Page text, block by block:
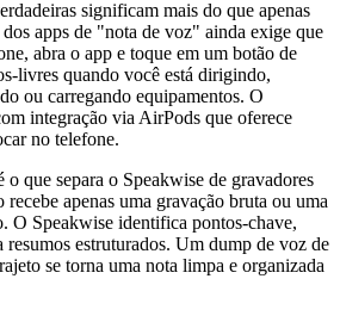
significam mais do que apenas
apps de "nota de voz" ainda exige que
abra o app e toque em um botão de
livres quando você está dirigindo,
ou carregando equipamentos. O
integração via AirPods que oferece
no telefone.
o que separa o Speakwise de gravadores
apenas uma gravação bruta ou uma
O Speakwise identifica pontos-chave,
resumos estruturados. Um dump de voz de
se torna uma nota limpa e organizada